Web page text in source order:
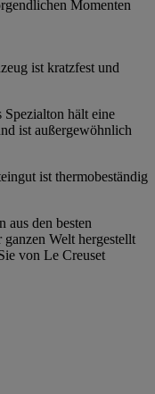
Momenten
ist kratzfest und
Spezialton hält eine
ist außergewöhnlich
ist thermobeständig
aus den besten
Welt hergestellt
von Le Creuset